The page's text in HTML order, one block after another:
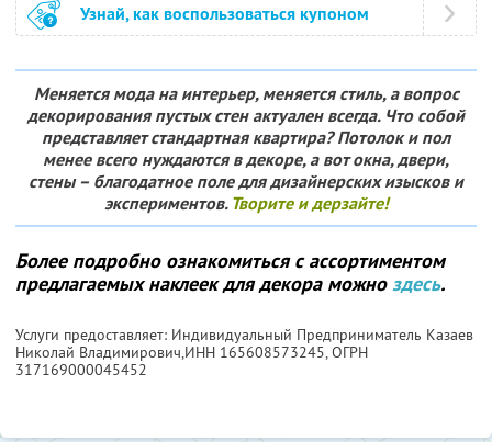
Узнай, как воспользоваться купоном
Меняется мода на интерьер, меняется стиль, а вопрос
декорирования пустых стен актуален всегда. Что собой
представляет стандартная квартира? Потолок и пол
менее всего нуждаются в декоре, а вот окна, двери,
стены – благодатное поле для дизайнерских изысков и
экспериментов.Творите и дерзайте!
Более подробно ознакомиться с ассортиментом
предлагаемых наклеек для декора можноздесь.
Услуги предоставляет: Индивидуальный Предприниматель Казаев
Николай Владимирович,ИНН 165608573245, ОГРН
317169000045452